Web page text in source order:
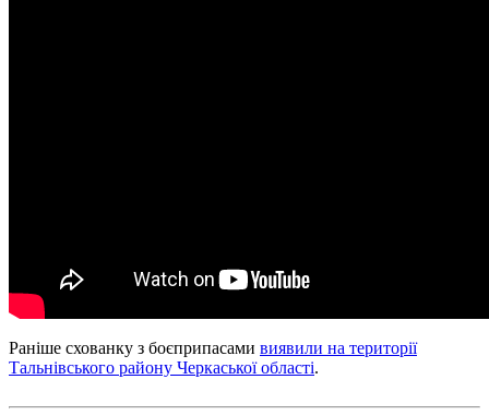
Раніше схованку з боєприпасами виявили на території
Тальнівського району Черкаської області.